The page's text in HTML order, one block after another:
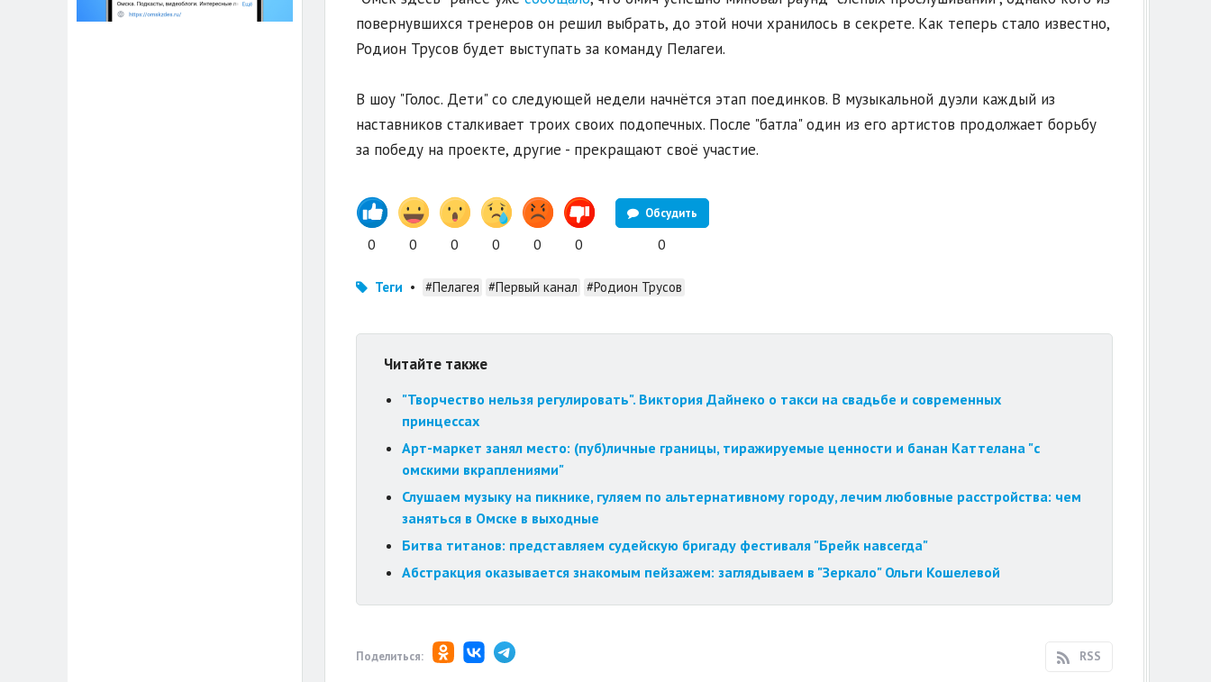
повернувшихся тренеров он решил выбрать, до этой ночи хранилось в секрете. Как теперь стало известно,
Родион Трусов будет выступать за команду Пелагеи.
В шоу "Голос. Дети" со следующей недели начнётся этап поединков. В музыкальной дуэли каждый из
наставников сталкивает троих своих подопечных. После "батла" один из его артистов продолжает борьбу
за победу на проекте, другие - прекращают своё участие.
0 0 0 0 0 0
Обсудить
0
Теги • #Пелагея #Первый канал #Родион Трусов
Читайте также
"Творчество нельзя регулировать". Виктория Дайнеко о такси на свадьбе и современных
принцессах
Арт-маркет занял место: (пуб)личные границы, тиражируемые ценности и банан Каттелана "с
омскими вкраплениями"
Слушаем музыку на пикнике, гуляем по альтернативному городу, лечим любовные расстройства: чем
заняться в Омске в выходные
Битва титанов: представляем судейскую бригаду фестиваля "Брейк навсегда"
Абстракция оказывается знакомым пейзажем: заглядываем в "Зеркало" Ольги Кошелевой
Поделиться: RSS